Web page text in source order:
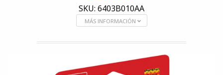
SKU: 6403B010AA
MÁS INFORMACIÓN